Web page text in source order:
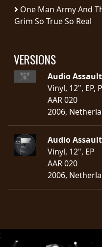
ANACHRONISM
ANARCHY
MACHINE
NOTHINGFACE
DIMENSION
HATROSS
One Man Army And
Grim So True So Real
VERSIONS
Audio Assault
Vinyl, 12", EP,
AAR 020
2006,
Audio Assault
Vinyl, 12", EP
AAR 020
2006,
;